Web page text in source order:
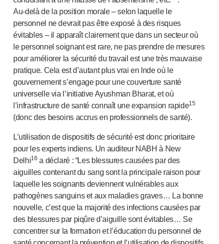
Au-delà de la position morale – selon laquelle le
personnel ne devrait pas être exposé à des risques
évitables – il apparaît clairement que dans un secteur où
le personnel soignant est rare, ne pas prendre de mesures
pour améliorer la sécurité du travail est une très mauvaise
pratique. Cela est d’autant plus vrai en Inde où le
gouvernement s’engage pour une couverture santé
universelle via l’initiative Ayushman Bharat, et où
l’infrastructure de santé connaît une expansion rapide15
(donc des besoins accrus en professionnels de santé).
L’utilisation de dispositifs de sécurité est donc prioritaire
pour les experts indiens. Un auditeur NABH à New
Delhi16 a déclaré : “Les blessures causées par des
aiguilles contenant du sang sont la principale raison pour
laquelle les soignants deviennent vulnérables aux
pathogènes sanguins et aux maladies graves… La bonne
nouvelle, c’est que la majorité des infections causées par
des blessures par piqûre d’aiguille sont évitables… Se
concentrer sur la formation et l’éducation du personnel de